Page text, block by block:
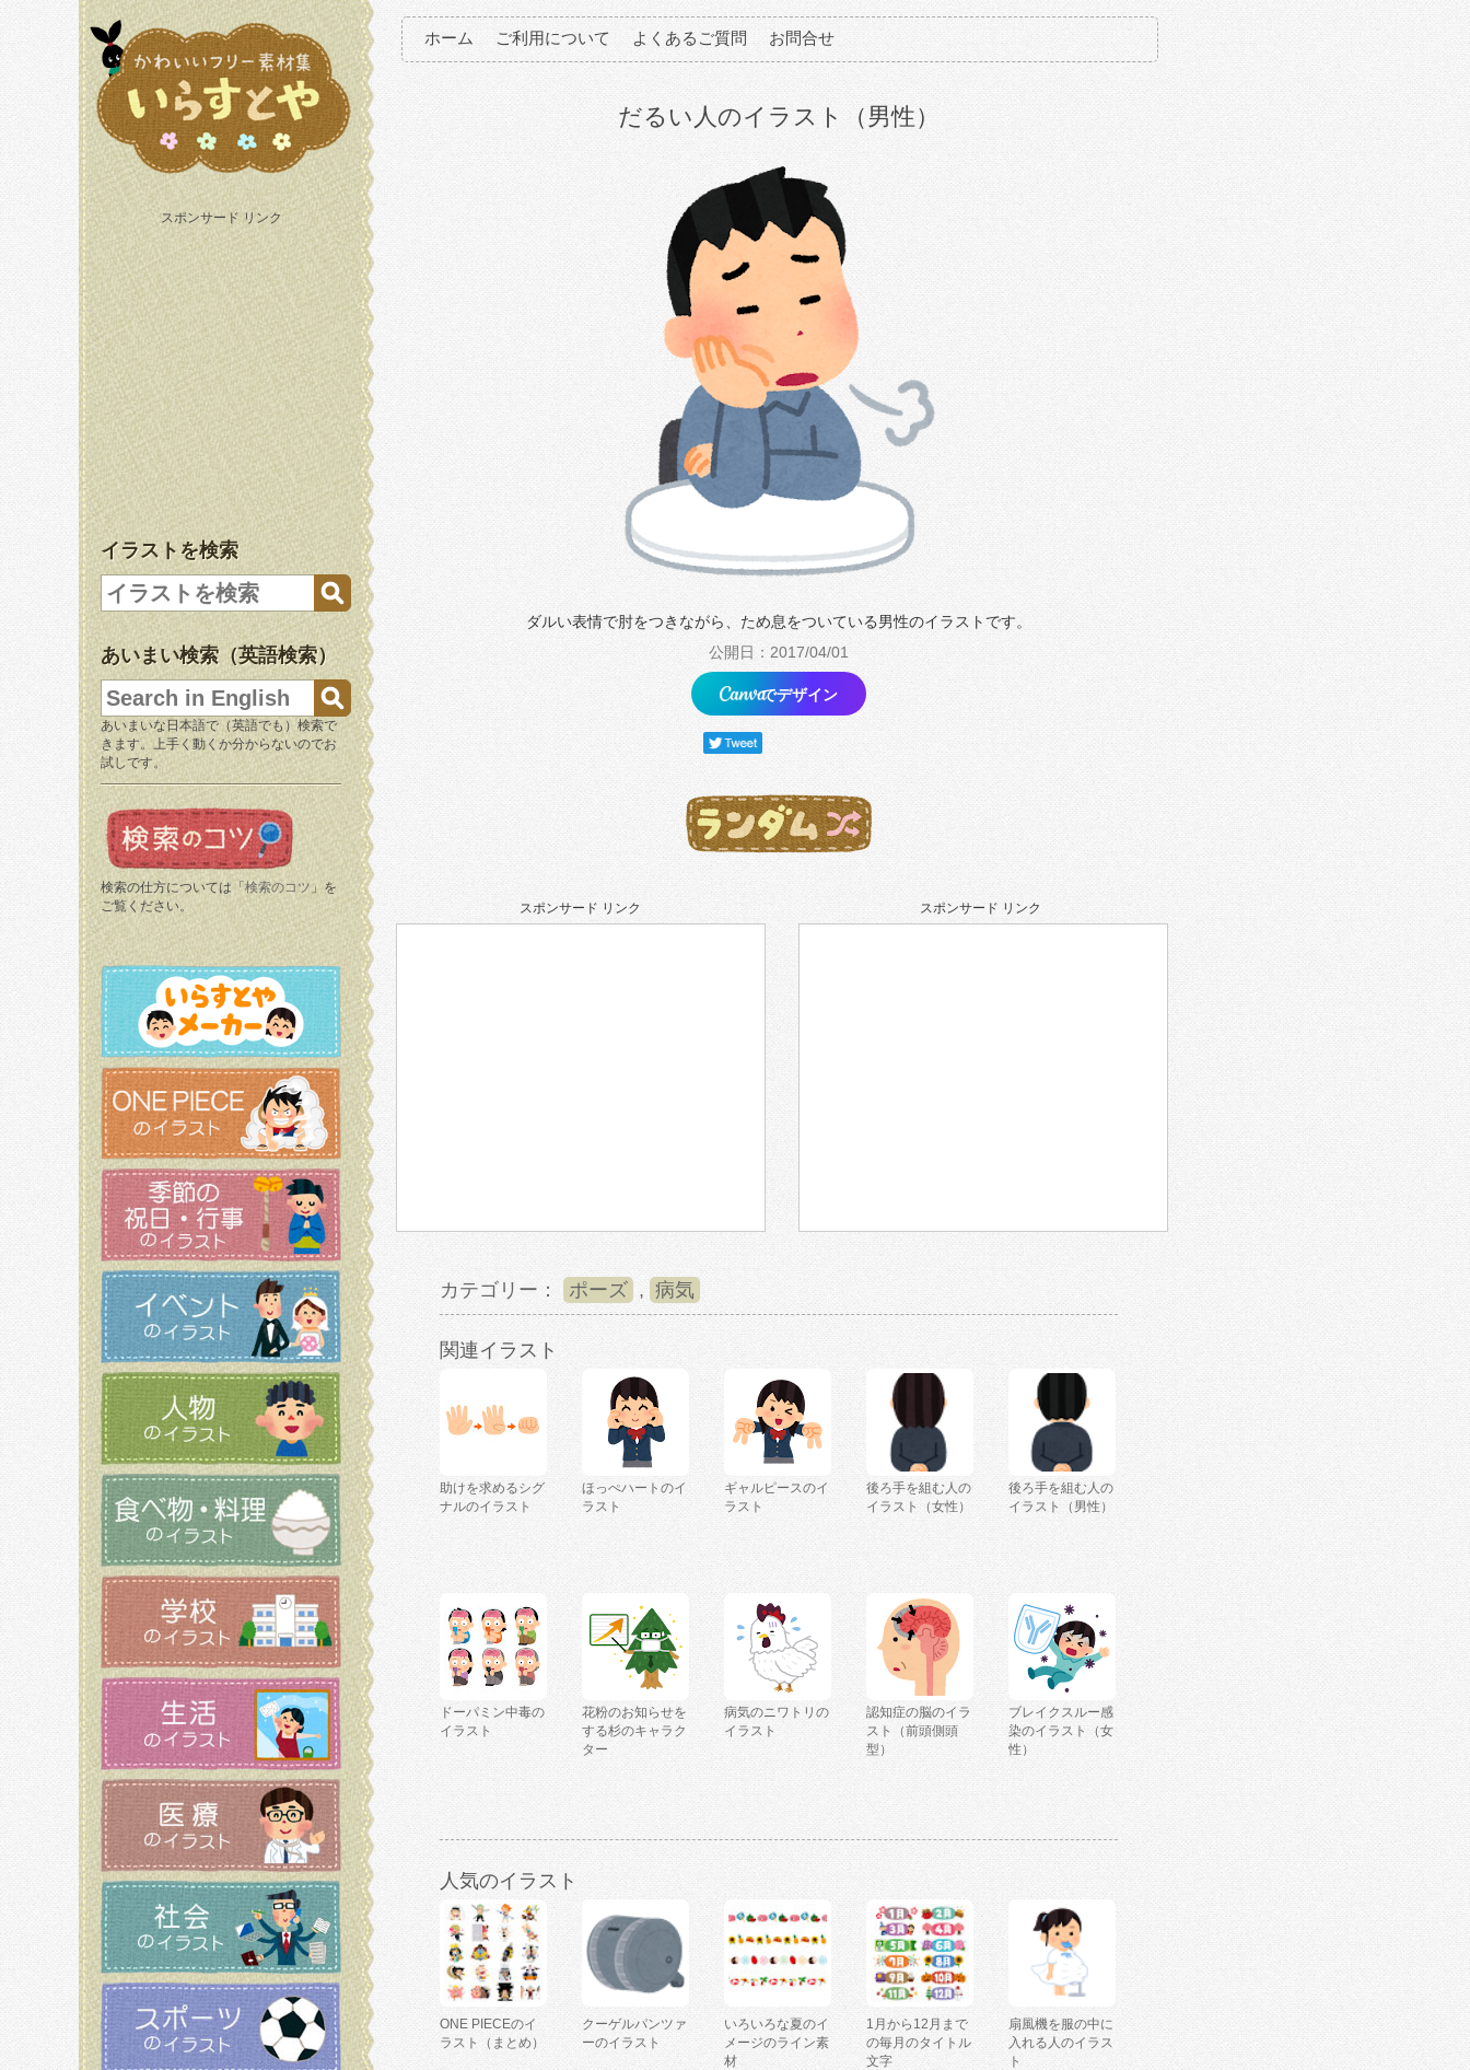
スポンサード リンク
イラストを検索
あいまい検索（英語検索）
あいまいな日本語で（英語でも）検索で
きます。上手く動くか分からないのでお
試しです。
検索の仕方については「 検索のコツ 」を
ご覧ください。
ホーム ご利用について よくあるご質問 お問合せ
だるい人のイラスト（男性）
ダルい表情で肘をつきながら、ため息をついている男性のイラストです。
公開日：2017/04/01
でデザイン
スポンサード リンク スポンサード リンク
カテゴリー： ポーズ , 病気
関連イラスト
助けを求めるシグ
ナルのイラスト
ほっぺハートのイ
ラスト
ギャルピースのイ
ラスト
後ろ手を組む人の
イラスト（女性）
後ろ手を組む人の
イラスト（男性）
ドーパミン中毒の
イラスト
花粉のお知らせを
する杉のキャラク
ター
病気のニワトリの
イラスト
認知症の脳のイラ
スト（前頭側頭
型）
ブレイクスルー感
染のイラスト（女
性）
人気のイラスト
ONE PIECEのイ
ラスト（まとめ）
クーゲルパンツァ
ーのイラスト
いろいろな夏のイ
メージのライン素
材
1月から12月まで
の毎月のタイトル
文字
扇風機を服の中に
入れる人のイラス
ト